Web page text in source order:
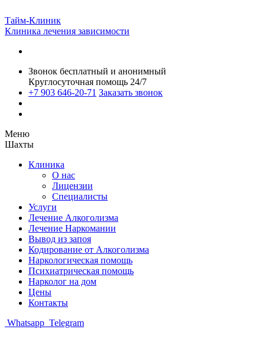
Тайм-Клиник
Клиника лечения зависимости
Звонок бесплатный и анонимный
Круглосуточная помощь 24/7
+7 903 646-20-71 Заказать звонок
Меню
Шахты
Клиника
О нас
Лицензии
Специалисты
Услуги
Лечение Алкоголизма
Лечение Наркомании
Вывод из запоя
Кодирование от Алкоголизма
Наркологическая помощь
Психиатрическая помощь
Нарколог на дом
Цены
Контакты
Whatsapp Telegram